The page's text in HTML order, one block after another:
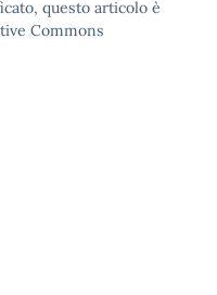
questo articolo è
Commons